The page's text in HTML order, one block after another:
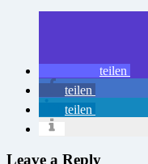
teilen
teilen
teilen
Leave a Reply